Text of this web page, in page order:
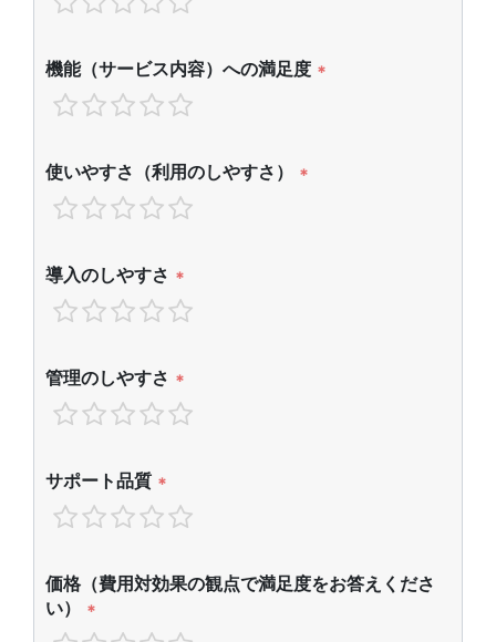
機能（サービス内容）への満足度 *
使いやすさ（利用のしやすさ） *
導入のしやすさ *
管理のしやすさ *
サポート品質 *
価格（費用対効果の観点で満足度をお答えくださ
い）
*